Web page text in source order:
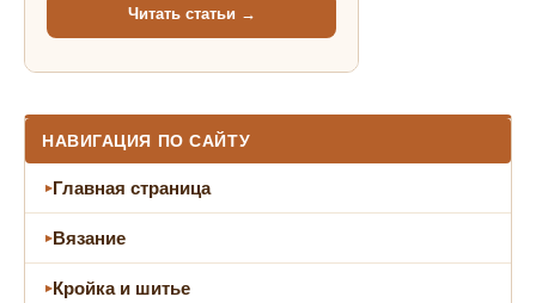
Читать статьи →
НАВИГАЦИЯ ПО САЙТУ
Главная страница
Вязание
Кройка и шитье